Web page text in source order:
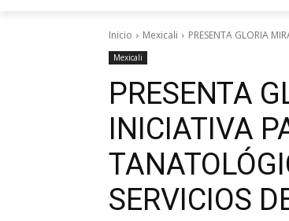
Inicio Mexicali PRESENTA GLORIA
Mexicali
PRESENTA
INICIATIVA
SERVICIOS